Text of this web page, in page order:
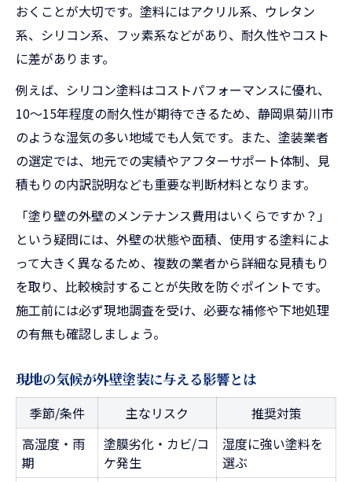
おくことが大切です。塗料にはアクリル系、ウレタン
系、シリコン系、フッ素系などがあり、耐久性やコスト
に差があります。
例えば、シリコン塗料はコストパフォーマンスに優れ、
10～15年程度の耐久性が期待できるため、静岡県菊川市
のような湿気の多い地域でも人気です。また、塗装業者
の選定では、地元での実績やアフターサポート体制、見
積もりの内訳説明なども重要な判断材料となります。
「塗り壁の外壁のメンテナンス費用はいくらですか？」
という疑問には、外壁の状態や面積、使用する塗料によ
って大きく異なるため、複数の業者から詳細な見積もり
を取り、比較検討することが失敗を防ぐポイントです。
施工前には必ず現地調査を受け、必要な補修や下地処理
の有無も確認しましょう。
現地の気候が外壁塗装に与える影響とは
季節/条件 主なリスク
推奨対策
高湿度・雨
期
塗膜劣化・カビ/コ
ケ発生
湿度に強い塗料を
選ぶ